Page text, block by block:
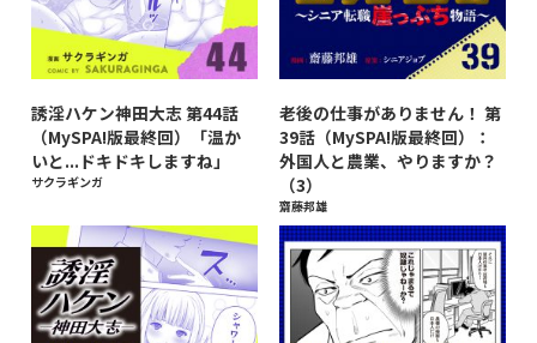
誘淫ハケン神田大志 第44話
（MySPA!版最終回）「温か
いと...ドキドキしますね」
サクラギンガ
老後の仕事がありません！ 第
39話（MySPA!版最終回）：
外国人と農業、やりますか？
（3）
齋藤邦雄